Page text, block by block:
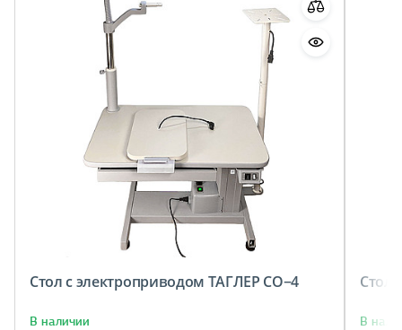
Стол с электроприводом ТАГЛЕР СО−4
В наличии
Cтол
В